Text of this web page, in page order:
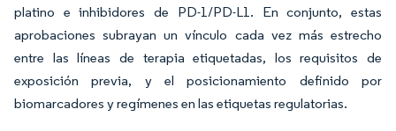
platino e inhibidores de PD-1/PD-L1. En conjunto, estas
aprobaciones subrayan un vínculo cada vez más estrecho
entre las líneas de terapia etiquetadas, los requisitos de
exposición previa, y el posicionamiento definido por
biomarcadores y regímenes en las etiquetas regulatorias.